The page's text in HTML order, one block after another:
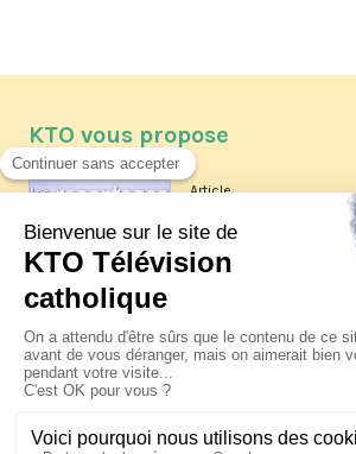
KTO vous propose
Article
Les reportages d'été
La visite pastorale
XIV à Assise à
jeudi 6 août
Le pape en Uruguay,